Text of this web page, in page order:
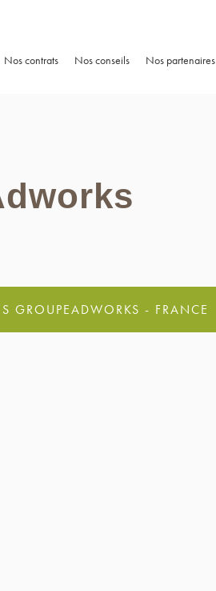
Nos contrats Nos conseils Nos partenaires
GROUPEADWORKS - FRANCE